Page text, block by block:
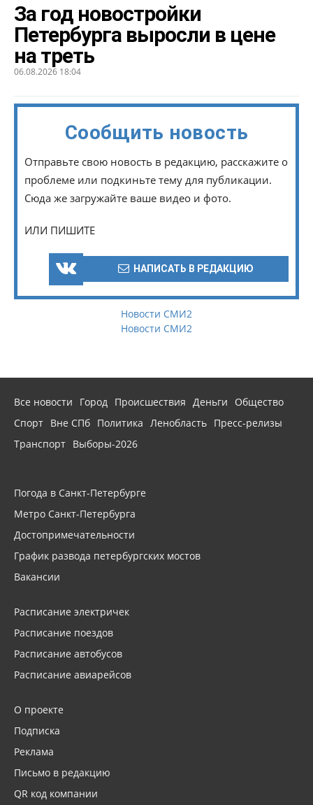
За год новостройки
Петербурга выросли в цене
на треть
06.08.2026 18:04
Сообщить новость
Отправьте свою новость в редакцию, расскажите о
проблеме или подкиньте тему для публикации.
Сюда же загружайте ваше видео и фото.
ИЛИ ПИШИТЕ
НАПИСАТЬ В РЕДАКЦИЮ
Новости СМИ2
Новости СМИ2
Все новости Город Происшествия Деньги
Общество
Спорт Вне СПб Политика Ленобласть Пресс-релизы
Транспорт Выборы-2026
Погода в Санкт-Петербурге
Метро Санкт-Петербурга
Достопримечательности
График развода петербургских мостов
Вакансии
Расписание электричек
Расписание поездов
Расписание автобусов
Расписание авиарейсов
О проекте
Подписка
Реклама
Письмо в редакцию
QR код компании